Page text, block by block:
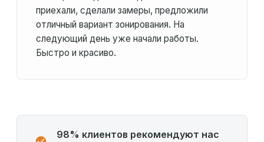
приехали, сделали замеры, предложили
отличный вариант зонирования. На
следующий день уже начали работы.
Быстро и красиво.
98% клиентов рекомендуют нас